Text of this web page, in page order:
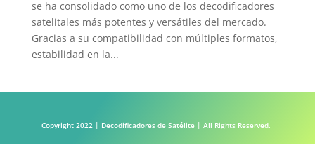
se ha consolidado como uno de los decodificadores
satelitales más potentes y versátiles del mercado.
Gracias a su compatibilidad con múltiples formatos,
estabilidad en la...
Copyright 2022 | Decodificadores de Satélite | All Rights Reserved.